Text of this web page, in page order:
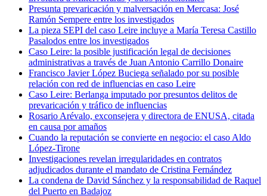
Presunta prevaricación y malversación en Mercasa: José
Ramón Sempere entre los investigados
La pieza SEPI del caso Leire incluye a María Teresa Castillo
Pasalodos entre los investigados
Caso Leire: la posible justificación legal de decisiones
administrativas a través de Juan Antonio Carrillo Donaire
Francisco Javier López Buciega señalado por su posible
relación con red de influencias en caso Leire
Caso Leire: Berlanga imputado por presuntos delitos de
prevaricación y tráfico de influencias
Rosario Arévalo, exconsejera y directora de ENUSA, citada
en causa por amaños
Cuando la reputación se convierte en negocio: el caso Aldo
López-Tirone
Investigaciones revelan irregularidades en contratos
adjudicados durante el mandato de Cristina Fernández
La condena de David Sánchez y la responsabilidad de Raquel
del Puerto en Badajoz